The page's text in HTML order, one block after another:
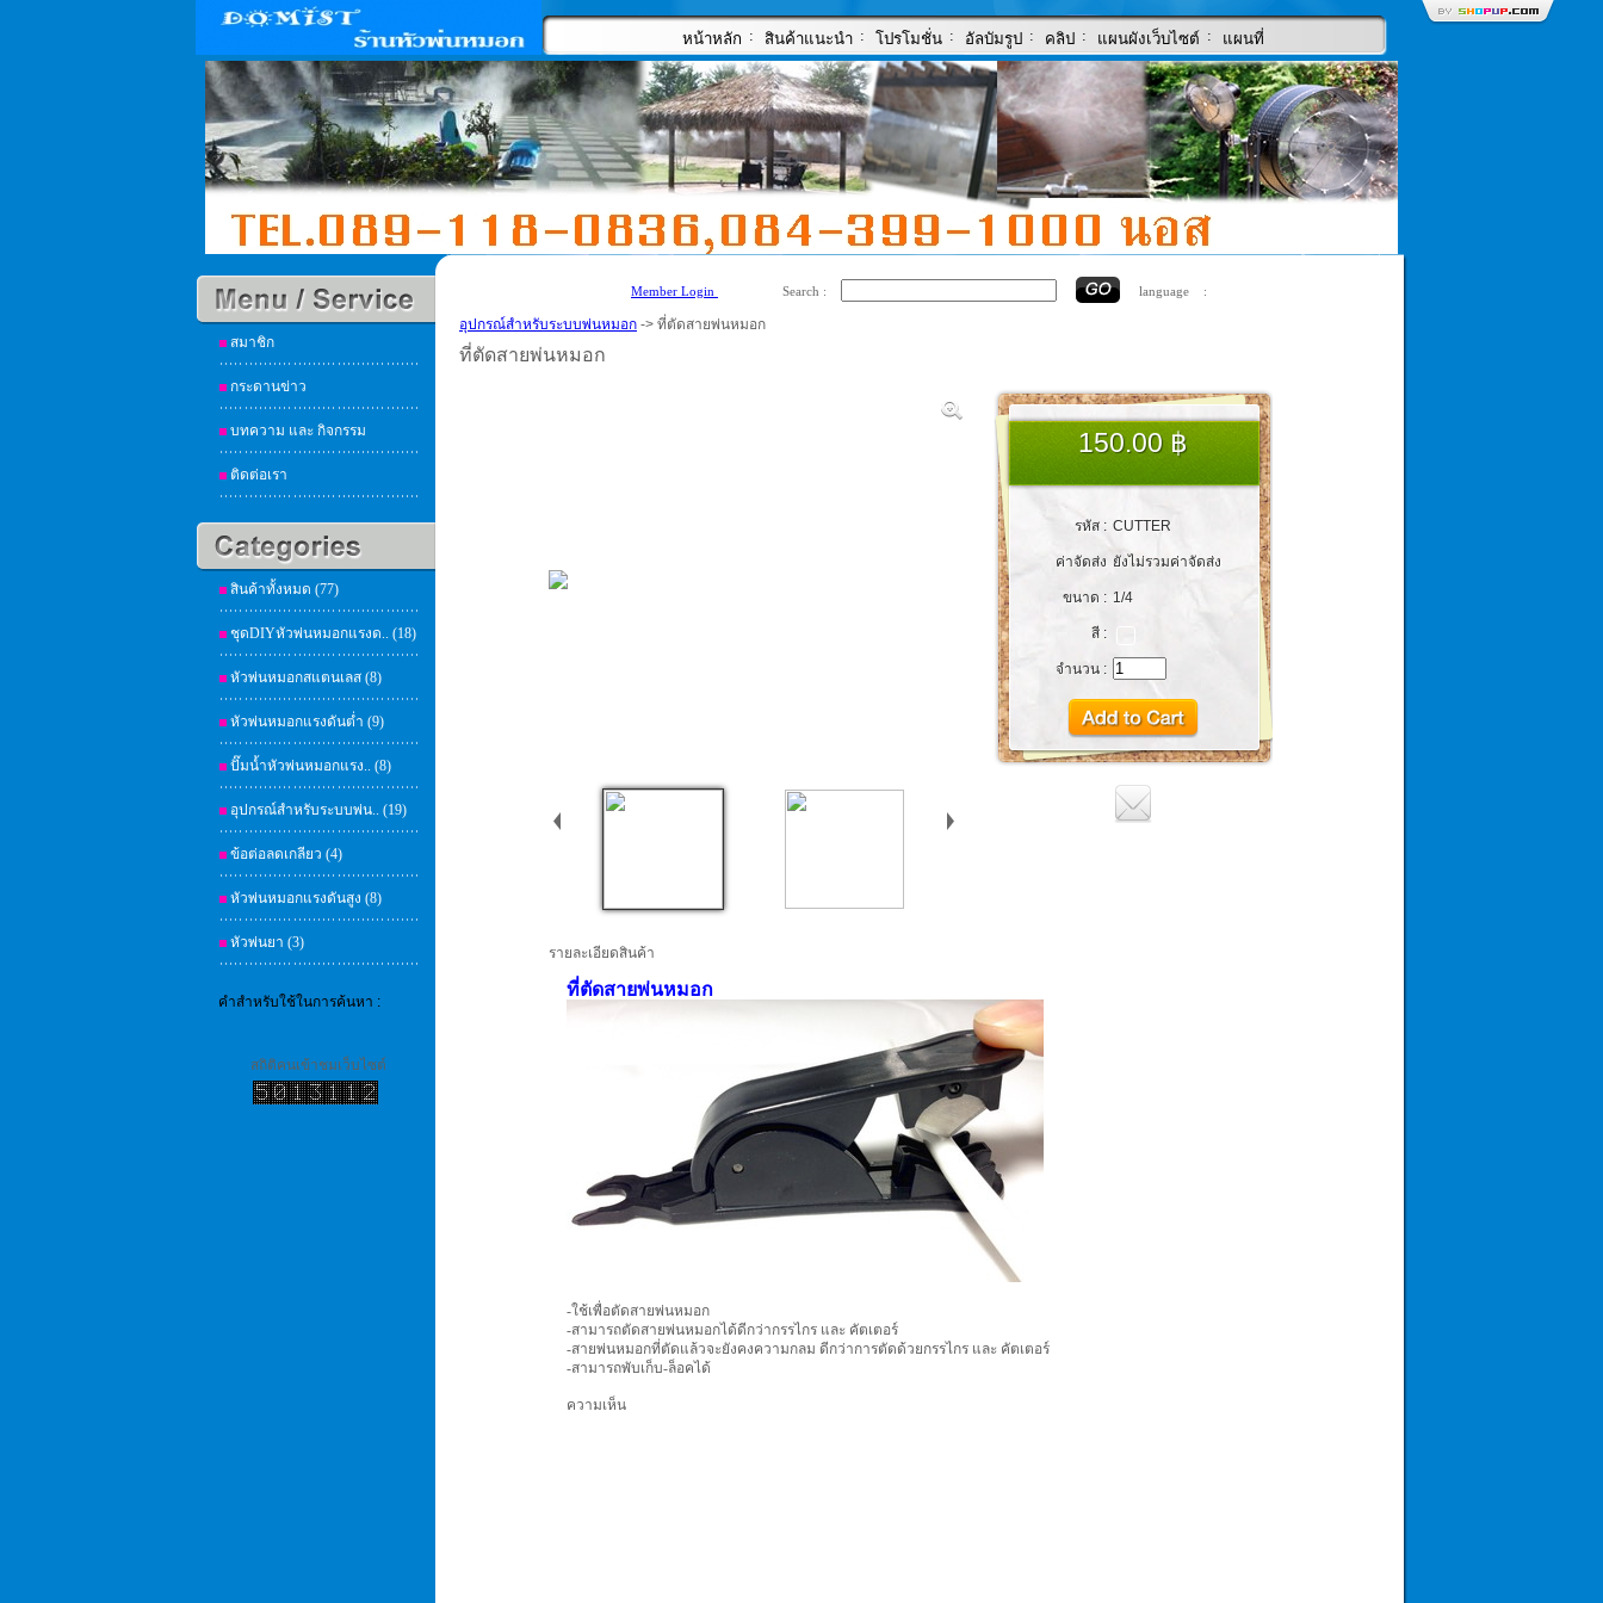
หน้าหลัก : สินค้าแนะนำ : โปรโมชั่น : อัลบัมรูป : คลิป : แผนผังเว็บไซต์ : แผนที่
สมาชิก
กระดานข่าว
บทความ และ กิจกรรม
ติดต่อเรา
สินค้าทั้งหมด (77)
ชุดDIYหัวพ่นหมอกแรงด.. (18)
หัวพ่นหมอกสแตนเลส (8)
หัวพ่นหมอกแรงดันต่ำ (9)
ปั๊มน้ำหัวพ่นหมอกแรง.. (8)
อุปกรณ์สำหรับระบบพ่น.. (19)
ข้อต่อลดเกลียว (4)
หัวพ่นหมอกแรงดันสูง (8)
หัวพ่นยา (3)
คำสำหรับใช้ในการค้นหา :
สถิติคนเข้าชมเว็บไซต์
Member Login Search : language :
อุปกรณ์สำหรับระบบพ่นหมอก -> ที่ตัดสายพ่นหมอก
ที่ตัดสายพ่นหมอก
150.00 ฿
รหัส : CUTTER
ค่าจัดส่ง ยังไม่รวมค่าจัดส่ง
ขนาด : 1/4
สี :
จำนวน :
รายละเอียดสินค้า
ที่ตัดสายพ่นหมอก
-ใช้เพื่อตัดสายพ่นหมอก
-สามารถตัดสายพ่นหมอกได้ดีกว่ากรรไกร และ คัตเตอร์
-สายพ่นหมอกที่ตัดแล้วจะยังคงความกลม ดีกว่าการตัดด้วยกรรไกร และ คัตเตอร์
-สามารถพับเก็บ-ล็อคได้
ความเห็น